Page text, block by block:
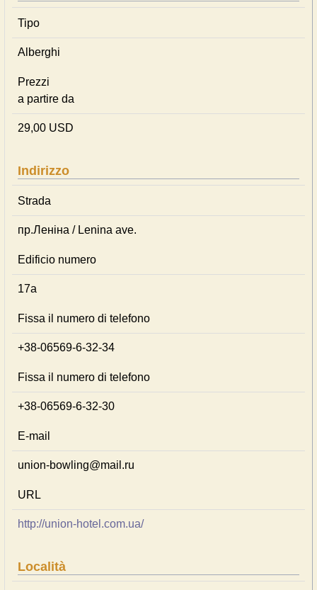
Tipo
Alberghi
Prezzi
a partire da
29,00 USD
Indirizzo
Strada
пр.Леніна / Lenina ave.
Edificio numero
17а
Fissa il numero di telefono
+38-06569-6-32-34
Fissa il numero di telefono
+38-06569-6-32-30
E-mail
union-bowling@mail.ru
URL
http://union-hotel.com.ua/
Località